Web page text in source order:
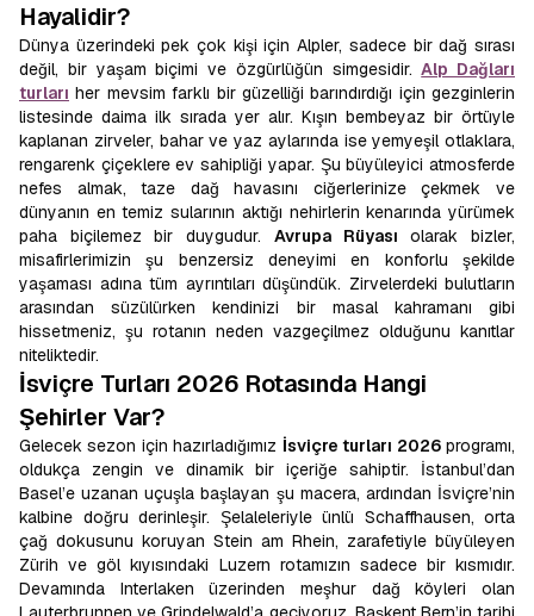
Hayalidir?
Dünya üzerindeki pek çok kişi için Alpler, sadece bir dağ sırası
değil, bir yaşam biçimi ve özgürlüğün simgesidir.Alp Dağları
turları her mevsim farklı bir güzelliği barındırdığı için gezginlerin
listesinde daima ilk sırada yer alır. Kışın bembeyaz bir örtüyle
kaplanan zirveler, bahar ve yaz aylarında ise yemyeşil otlaklara,
rengarenk çiçeklere ev sahipliği yapar. Şu büyüleyici atmosferde
nefes almak, taze dağ havasını ciğerlerinize çekmek ve
dünyanın en temiz sularının aktığı nehirlerin kenarında yürümek
paha biçilemez bir duygudur. Avrupa Rüyası olarak bizler,
misafirlerimizin şu benzersiz deneyimi en konforlu şekilde
yaşaması adına tüm ayrıntıları düşündük. Zirvelerdeki bulutların
arasından süzülürken kendinizi bir masal kahramanı gibi
hissetmeniz, şu rotanın neden vazgeçilmez olduğunu kanıtlar
niteliktedir.
İsviçre Turları 2026 Rotasında Hangi
Şehirler Var?
Gelecek sezon için hazırladığımız İsviçre turları 2026programı,
oldukça zengin ve dinamik bir içeriğe sahiptir. İstanbul’dan
Basel’e uzanan uçuşla başlayan şu macera, ardından İsviçre’nin
kalbine doğru derinleşir. Şelaleleriyle ünlü Schaffhausen, orta
çağ dokusunu koruyan Stein am Rhein, zarafetiyle büyüleyen
Zürih ve göl kıyısındaki Luzern rotamızın sadece bir kısmıdır.
Devamında Interlaken üzerinden meşhur dağ köyleri olan